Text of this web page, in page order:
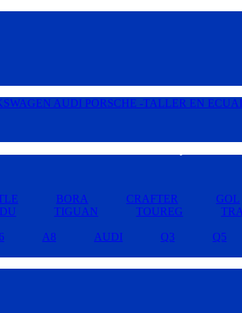
BORA CRAFTER GOL
TIGUAN TOUREG
A8 AUDI Q3 Q5